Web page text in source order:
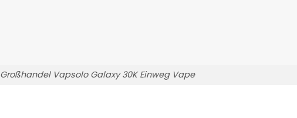
Großhandel Vapsolo Galaxy 30K Einweg Vape